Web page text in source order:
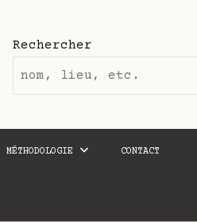
Rechercher
MÉTHODOLOGIE CONTACT